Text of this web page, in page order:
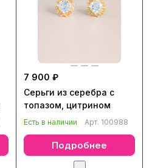
7 900 ₽
Серьги из серебра с
топазом, цитрином
Есть в наличии Арт. 100988
Подробнее